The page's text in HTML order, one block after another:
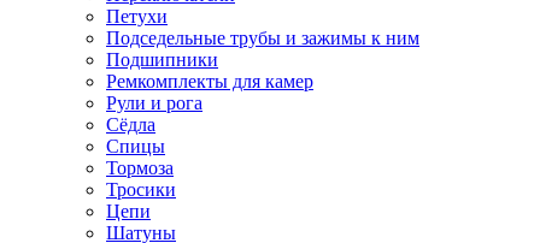
Петухи
Подседельные трубы и зажимы к ним
Подшипники
Ремкомплекты для камер
Рули и рога
Сёдла
Спицы
Тормоза
Тросики
Цепи
Шатуны